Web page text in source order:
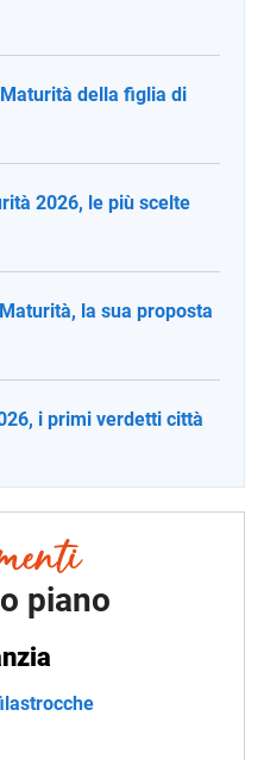
della figlia di
2026, le più scelte
la sua proposta
i primi verdetti città
piano